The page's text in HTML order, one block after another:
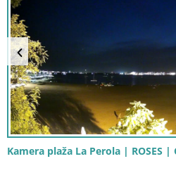
Kamera plaža La Perola | ROSES |